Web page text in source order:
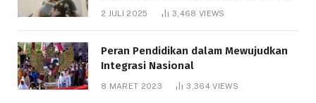
Bantuan Pendidikan Gratispol
2 JULI 2025 3,468 VIEWS
Peran Pendidikan dalam Mewujudkan
Integrasi Nasional
8 MARET 2023 3,364VIEWS